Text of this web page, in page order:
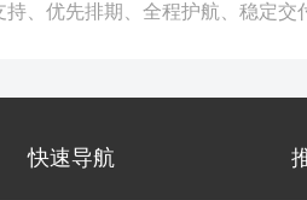
、优先排期、全程护航、稳定交
快速导航